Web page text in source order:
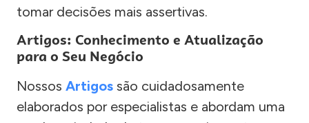
tomar decisões mais assertivas.
Artigos: Conhecimento e Atualização
para o Seu Negócio
Nossos Artigos são cuidadosamente
elaborados por especialistas e abordam uma